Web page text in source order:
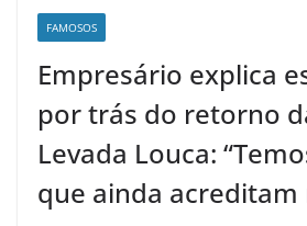
FAMOSOS
Empresário explica
por trás do retorno
Levada Louca:
que ainda acreditam